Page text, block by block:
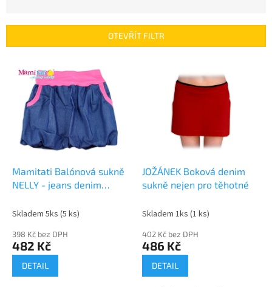
í
OTEVŘÍT FILTR
Mamitati Balónová sukně
NELLY - jeans denim
Skladem 5ks (5 ks)
398 Kč bez DPH
482 Kč
DETAIL
JOŽÁNEK Boková denim
sukně nejen pro těhotné
Skladem 1ks (1 ks)
402 Kč bez DPH
486 Kč
DETAIL